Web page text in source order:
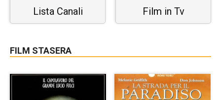
Lista Canali Film in Tv
FILM STASERA